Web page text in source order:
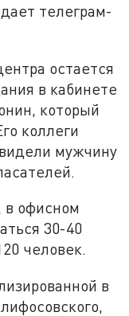
телеграм-
остается
в кабинете
который
коллеги
мужчину
офисном
30-40
человек.
в